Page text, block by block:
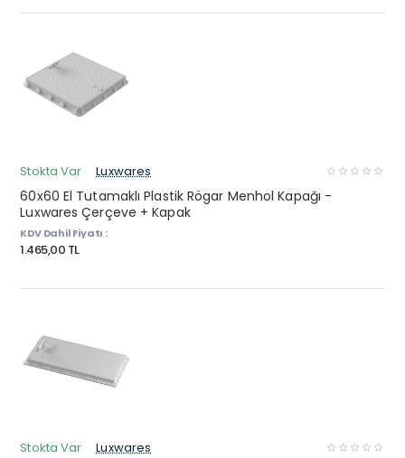
Stokta Var Luxwares
60x60 El Tutamaklı Plastik Rögar Menhol Kapağı -
Luxwares Çerçeve + Kapak
KDV Dahil Fiyatı :
1.465,00 TL
Stokta Var Luxwares